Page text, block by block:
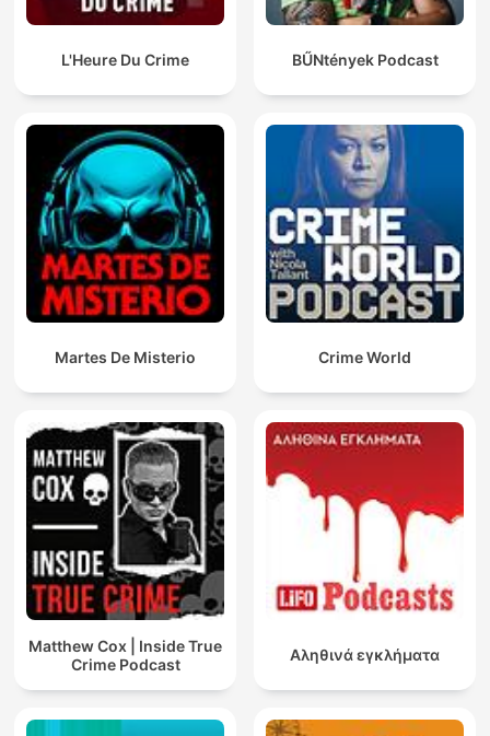
L'Heure Du Crime BŰNtények Podcast
Martes De Misterio Crime World
Matthew Cox | Inside True
Crime Podcast
Αληθινά εγκλήματα